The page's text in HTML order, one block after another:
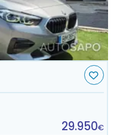
29.950€